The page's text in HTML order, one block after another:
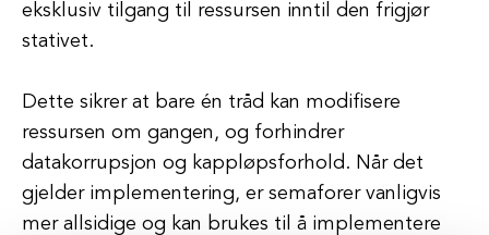
eksklusiv tilgang til ressursen inntil den frigjør
stativet.
Dette sikrer at bare én tråd kan modifisere
ressursen om gangen, og forhindrer
datakorrupsjon og kappløpsforhold. Når det
gjelder implementering, er semaforer vanligvis
mer allsidige og kan brukes til å implementere